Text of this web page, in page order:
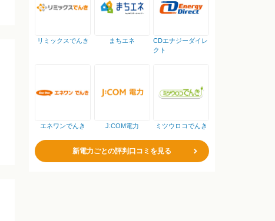
リミックスでんき まちエネ
CDエナジーダイレ
クト
エネワンでんき J:COM電力 ミツウロコでんき
新電力ごとの評判口コミを見る